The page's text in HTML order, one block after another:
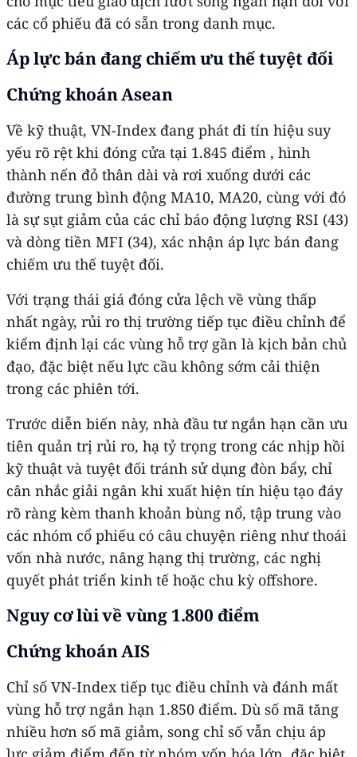
các cổ phiếu đã có sẵn trong danh mục.
Áp lực bán đang chiếm ưu thế tuyệt đối
Chứng khoán Asean
Về kỹ thuật, VN-Index đang phát đi tín hiệu suy
yếu rõ rệt khi đóng cửa tại 1.845 điểm , hình
thành nến đỏ thân dài và rơi xuống dưới các
đường trung bình động MA10, MA20, cùng với đó
là sự sụt giảm của các chỉ báo động lượng RSI (43)
và dòng tiền MFI (34), xác nhận áp lực bán đang
chiếm ưu thế tuyệt đối.
Với trạng thái giá đóng cửa lệch về vùng thấp
nhất ngày, rủi ro thị trường tiếp tục điều chỉnh để
kiểm định lại các vùng hỗ trợ gần là kịch bản chủ
đạo, đặc biệt nếu lực cầu không sớm cải thiện
trong các phiên tới.
Trước diễn biến này, nhà đầu tư ngắn hạn cần ưu
tiên quản trị rủi ro, hạ tỷ trọng trong các nhịp hồi
kỹ thuật và tuyệt đối tránh sử dụng đòn bẩy, chỉ
cân nhắc giải ngân khi xuất hiện tín hiệu tạo đáy
rõ ràng kèm thanh khoản bùng nổ, tập trung vào
các nhóm cổ phiếu có câu chuyện riêng như thoái
vốn nhà nước, nâng hạng thị trường, các nghị
quyết phát triển kinh tế hoặc chu kỳ offshore.
Nguy cơ lùi về vùng 1.800 điểm
Chứng khoán AIS
Chỉ số VN-Index tiếp tục điều chỉnh và đánh mất
vùng hỗ trợ ngắn hạn 1.850 điểm. Dù số mã tăng
nhiều hơn số mã giảm, song chỉ số vẫn chịu áp